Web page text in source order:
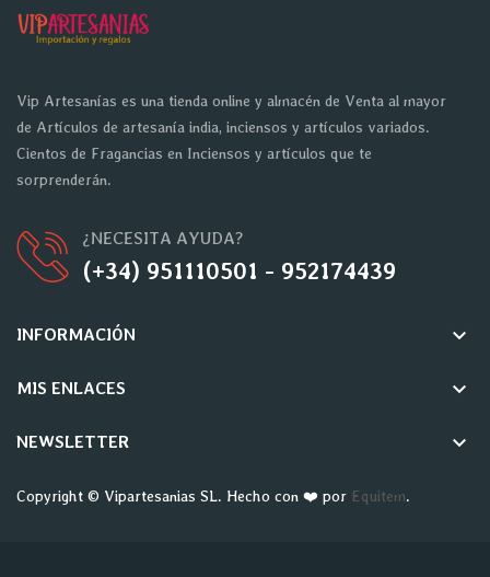
Vip Artesanías es una tienda online y almacén de Venta al mayor
de Artículos de artesanía india, inciensos y artículos variados.
Cientos de Fragancias en Inciensos y artículos que te
sorprenderán.
¿NECESITA AYUDA?
(+34) 951110501 - 952174439
INFORMACIÓN keyboard_arrow_down
MIS ENLACES keyboard_arrow_down
NEWSLETTER keyboard_arrow_down
Copyright © Vipartesanias SL. Hecho con ❤️ por Equitem.